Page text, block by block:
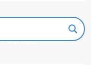
(Цены)